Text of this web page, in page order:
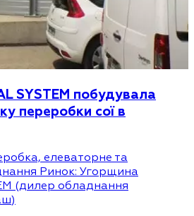
SYSTEM побудувала
переробки сої в
елеваторне та
Ринок: Угорщина
(дилер обладнання